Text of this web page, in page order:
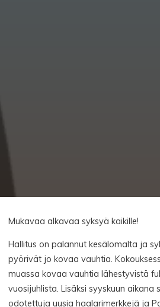
Mukavaa alkavaa syksyä kaikille!
Hallitus on palannut kesälomalta ja
pyörivät jo kovaa vauhtia.
muassa kovaa vauhtia lähestyvistä
vuosijuhlista. Lisäksi syyskuun aikana
odotettuja uusia haalarimerkkejä ja